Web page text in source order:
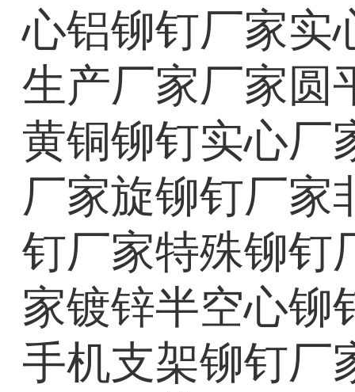
心铝铆钉厂家实
生产厂家厂家圆
黄铜铆钉实心厂
厂家旋铆钉厂家
钉厂家特殊铆钉
家镀锌半空心铆
手机支架铆钉厂